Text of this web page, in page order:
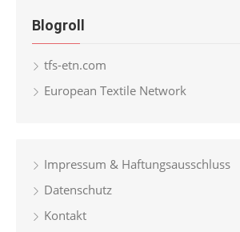
Blogroll
tfs-etn.com
European Textile Network
Impressum & Haftungsausschluss
Datenschutz
Kontakt